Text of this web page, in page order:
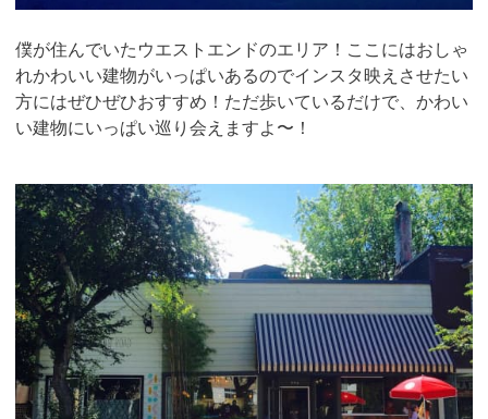
僕が住んでいたウエストエンドのエリア！ここにはおしゃ
れかわいい建物がいっぱいあるのでインスタ映えさせたい
方にはぜひぜひおすすめ！ただ歩いているだけで、かわい
い建物にいっぱい巡り会えますよ〜！